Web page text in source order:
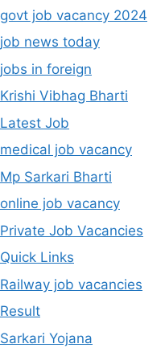
govt job vacancy 2024
job news today
jobs in foreign
Krishi Vibhag Bharti
Latest Job
medical job vacancy
Mp Sarkari Bharti
online job vacancy
Private Job Vacancies
Quick Links
Railway job vacancies
Result
Sarkari Yojana